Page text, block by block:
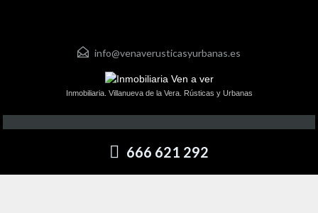
info@venaverusticasyurbanas.es
Inmobiliaria. Villanueva de la Vera. Rústicas y Urbanas
666 621 292